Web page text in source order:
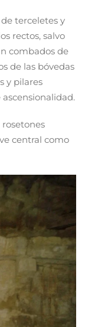
terceletes y
rectos, salvo
combados de
de las bóvedas
y pilares
rosetones
central como